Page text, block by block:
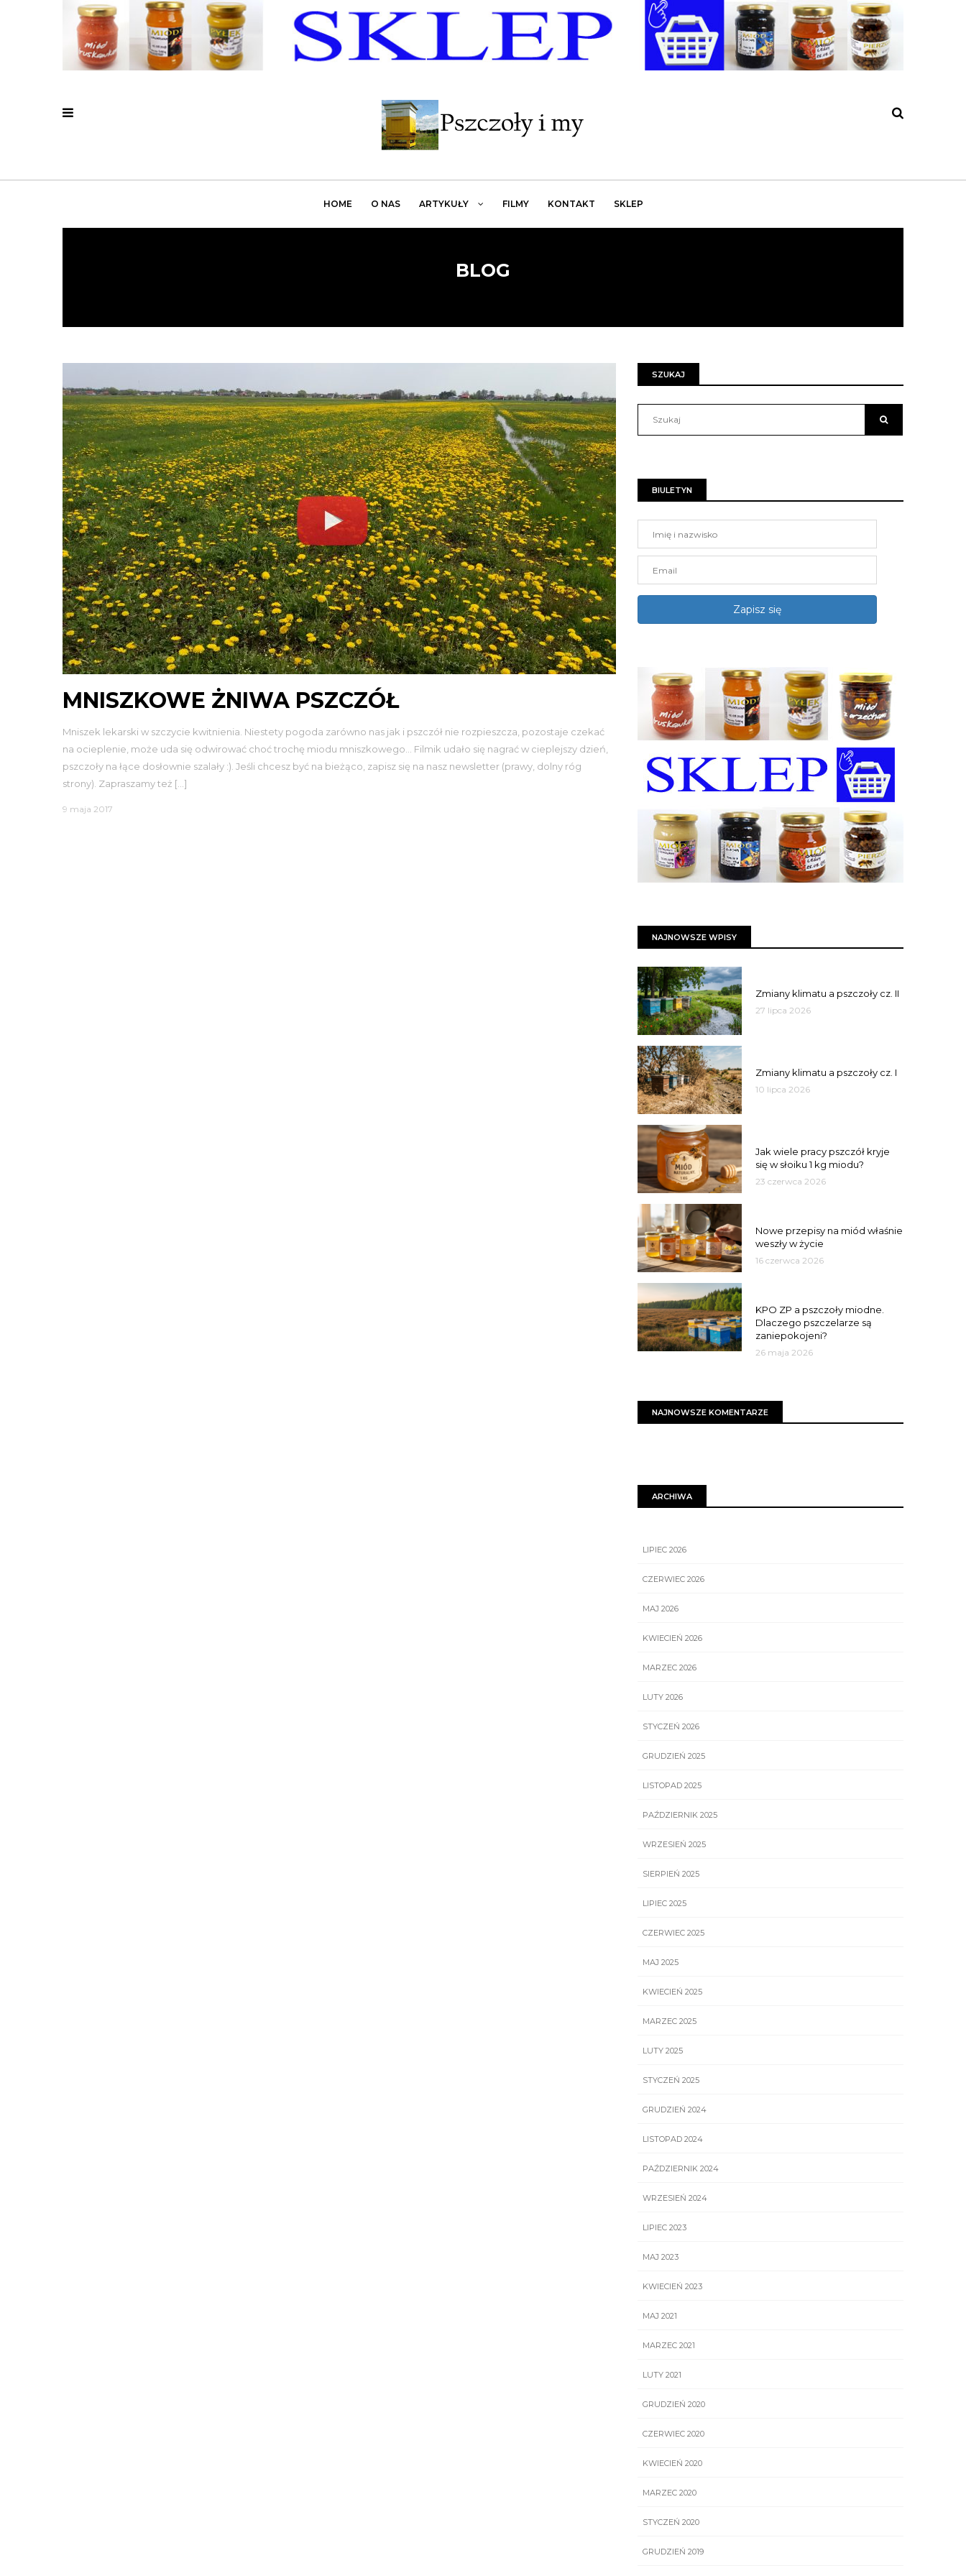
HOME O NAS ARTYKUŁY FILMY KONTAKT SKLEP
BLOG
MNISZKOWE ŻNIWA PSZCZÓŁ
Mniszek lekarski w szczycie kwitnienia. Niestety pogoda zarówno nas jak i pszczół nie rozpieszcza, pozostaje czekać
na ocieplenie, może uda się odwirować choć trochę miodu mniszkowego… Filmik udało się nagrać w cieplejszy dzień,
pszczoły na łące dosłownie szalały :). Jeśli chcesz być na bieżąco, zapisz się na nasz newsletter (prawy, dolny róg
strony). Zapraszamy też […]
9 maja 2017
SZUKAJ
BIULETYN
NAJNOWSZE WPISY
Zmiany klimatu a pszczoły cz. II
27 lipca 2026
Zmiany klimatu a pszczoły cz. I
10 lipca 2026
Jak wiele pracy pszczół kryje
się w słoiku 1 kg miodu?
23 czerwca 2026
Nowe przepisy na miód właśnie
weszły w życie
16 czerwca 2026
KPO ZP a pszczoły miodne.
Dlaczego pszczelarze są
zaniepokojeni?
26 maja 2026
NAJNOWSZE KOMENTARZE
ARCHIWA
LIPIEC 2026
CZERWIEC 2026
MAJ 2026
KWIECIEŃ 2026
MARZEC 2026
LUTY 2026
STYCZEŃ 2026
GRUDZIEŃ 2025
LISTOPAD 2025
PAŹDZIERNIK 2025
WRZESIEŃ 2025
SIERPIEŃ 2025
LIPIEC 2025
CZERWIEC 2025
MAJ 2025
KWIECIEŃ 2025
MARZEC 2025
LUTY 2025
STYCZEŃ 2025
GRUDZIEŃ 2024
LISTOPAD 2024
PAŹDZIERNIK 2024
WRZESIEŃ 2024
LIPIEC 2023
MAJ 2023
KWIECIEŃ 2023
MAJ 2021
MARZEC 2021
LUTY 2021
GRUDZIEŃ 2020
CZERWIEC 2020
KWIECIEŃ 2020
MARZEC 2020
STYCZEŃ 2020
GRUDZIEŃ 2019